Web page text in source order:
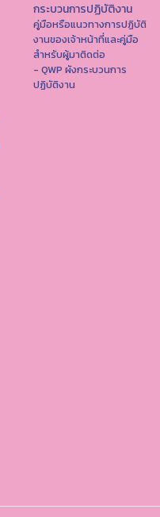
กระบวนการปฏิบัติงาน
คู่มือหรือแนวทางการปฏิบัติ
งานของเจ้าหน้าที่และคู่มือ
สำหรับผู้มาติดต่อ
- QWP ผังกระบวนการ
ปฏิบัติงาน